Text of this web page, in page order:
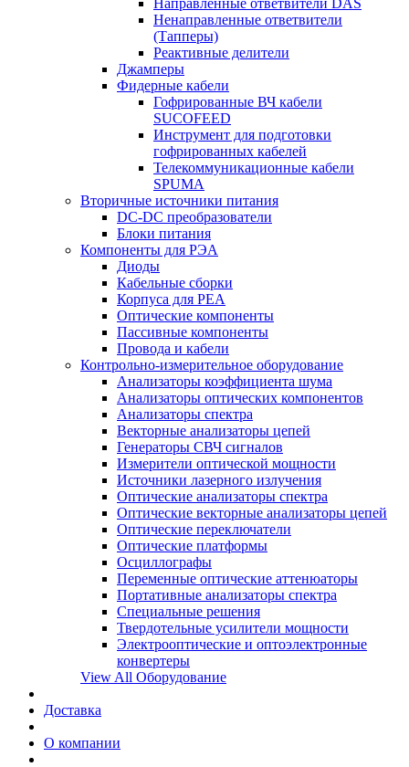
Направленные ответвители DAS
Ненаправленные ответвители
(Тапперы)
Реактивные делители
Джамперы
Фидерные кабели
Гофрированные ВЧ кабели
SUCOFEED
Инструмент для подготовки
гофрированных кабелей
Телекоммуникационные кабели
SPUMA
Вторичные источники питания
DC-DC преобразователи
Блоки питания
Компоненты для РЭА
Диоды
Кабельные сборки
Корпуса для РЕА
Оптические компоненты
Пассивные компоненты
Провода и кабели
Контрольно-измерительное оборудование
Анализаторы коэффициента шума
Анализаторы оптических компонентов
Анализаторы спектра
Векторные анализаторы цепей
Генераторы СВЧ сигналов
Измерители оптической мощности
Источники лазерного излучения
Оптические анализаторы спектра
Оптические векторные анализаторы цепей
Оптические переключатели
Оптические платформы
Осциллографы
Переменные оптические аттенюаторы
Портативные анализаторы спектра
Специальные решения
Твердотельные усилители мощности
Электрооптические и оптоэлектронные
конвертеры
View All Оборудование
Доставка
О компании